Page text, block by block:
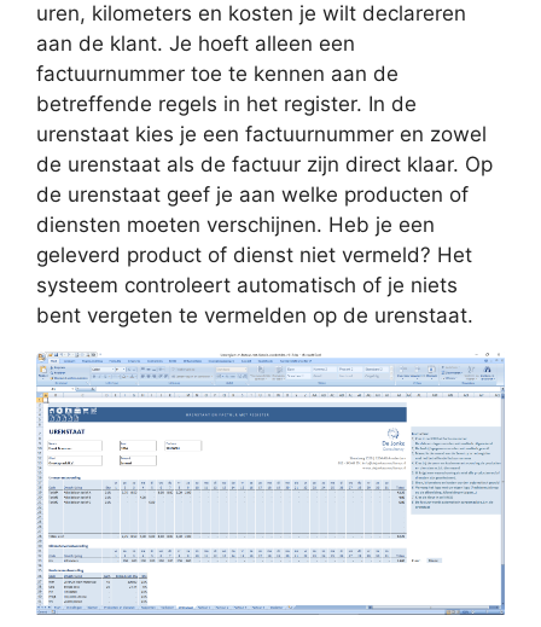
uren, kilometers en kosten je wilt declareren
aan de klant. Je hoeft alleen een
factuurnummer toe te kennen aan de
betreffende regels in het register. In de
urenstaat kies je een factuurnummer en zowel
de urenstaat als de factuur zijn direct klaar. Op
de urenstaat geef je aan welke producten of
diensten moeten verschijnen. Heb je een
geleverd product of dienst niet vermeld? Het
systeem controleert automatisch of je niets
bent vergeten te vermelden op de urenstaat.